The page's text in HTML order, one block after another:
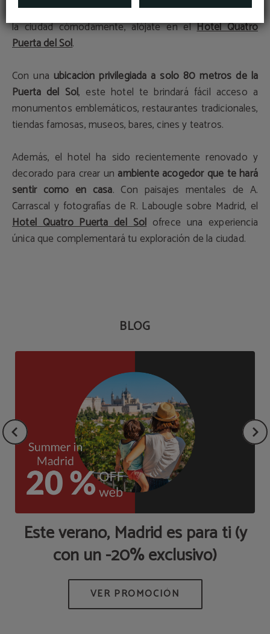
Si estás planeando una visita a Madrid y deseas explorar
la ciudad cómodamente, alójate en elHotel Quatro
Puerta del Sol.
Con una ubicación privilegiada a solo 80 metros de la
Puerta del Sol, este hotel te brindará fácil acceso a
monumentos emblemáticos, restaurantes tradicionales,
tiendas famosas, museos, bares, cines y teatros.
Además, el hotel ha sido recientemente renovado y
decorado para crear un ambiente acogedor que te hará
sentir como en casa. Con paisajes mentales de A.
Carrascal y fotografías de R. Labougle sobre Madrid, el
Hotel Quatro Puerta del Sol ofrece una experiencia
única que complementará tu exploración de la ciudad.
BLOG
Este verano, Madrid es para ti (y
con un -20% exclusivo)